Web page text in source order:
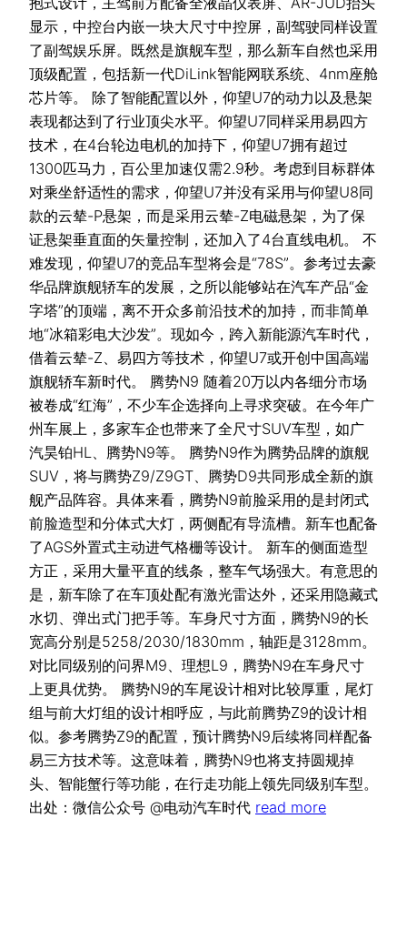
显示，中控台内嵌一块大尺寸中控屏，副驾驶同样设置
了副驾娱乐屏。既然是旗舰车型，那么新车自然也采用
顶级配置，包括新一代DiLink智能网联系统、4nm座舱
芯片等。 除了智能配置以外，仰望U7的动力以及悬架
表现都达到了行业顶尖水平。仰望U7同样采用易四方
技术，在4台轮边电机的加持下，仰望U7拥有超过
1300匹马力，百公里加速仅需2.9秒。考虑到目标群体
对乘坐舒适性的需求，仰望U7并没有采用与仰望U8同
款的云辇-P悬架，而是采用云辇-Z电磁悬架，为了保
证悬架垂直面的矢量控制，还加入了4台直线电机。 不
难发现，仰望U7的竞品车型将会是“78S”。参考过去豪
华品牌旗舰轿车的发展，之所以能够站在汽车产品“金
字塔”的顶端，离不开众多前沿技术的加持，而非简单
地“冰箱彩电大沙发”。现如今，跨入新能源汽车时代，
借着云辇-Z、易四方等技术，仰望U7或开创中国高端
旗舰轿车新时代。 腾势N9 随着20万以内各细分市场
被卷成“红海”，不少车企选择向上寻求突破。在今年广
州车展上，多家车企也带来了全尺寸SUV车型，如广
汽昊铂HL、腾势N9等。 腾势N9作为腾势品牌的旗舰
SUV，将与腾势Z9/Z9GT、腾势D9共同形成全新的旗
舰产品阵容。具体来看，腾势N9前脸采用的是封闭式
前脸造型和分体式大灯，两侧配有导流槽。新车也配备
了AGS外置式主动进气格栅等设计。 新车的侧面造型
方正，采用大量平直的线条，整车气场强大。有意思的
是，新车除了在车顶处配有激光雷达外，还采用隐藏式
水切、弹出式门把手等。车身尺寸方面，腾势N9的长
宽高分别是5258/2030/1830mm，轴距是3128mm。
对比同级别的问界M9、理想L9，腾势N9在车身尺寸
上更具优势。 腾势N9的车尾设计相对比较厚重，尾灯
组与前大灯组的设计相呼应，与此前腾势Z9的设计相
似。参考腾势Z9的配置，预计腾势N9后续将同样配备
易三方技术等。这意味着，腾势N9也将支持圆规掉
头、智能蟹行等功能，在行走功能上领先同级别车型。
出处：微信公众号 @电动汽车时代 read more